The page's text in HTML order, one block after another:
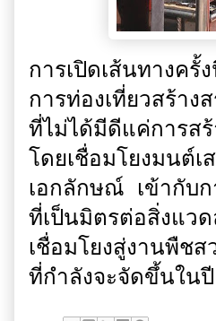
การเปิดเส้นทางค
การท่องเที่ยวสร้าง
ที่ไม่ได้มีดีแค่การส
โดยเชื่อมโยงมนต์
เอกลักษณ์ เข้ากับก
ที่เป็นมิตรต่อสิ่งแว
เชื่อมโยงสู่งานพืชส
ที่กำลังจะจัดขึ้นใน